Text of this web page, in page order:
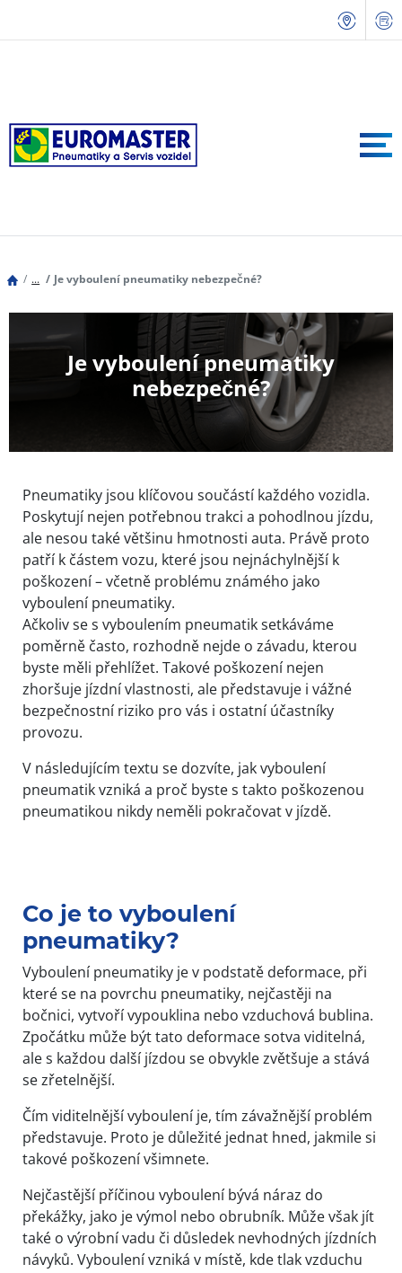
... Je vyboulení pneumatiky nebezpečné?
Je vyboulení pneumatiky
nebezpečné?
Pneumatiky jsou klíčovou součástí každého vozidla.
Poskytují nejen potřebnou trakci a pohodlnou jízdu,
ale nesou také většinu hmotnosti auta. Právě proto
patří k částem vozu, které jsou nejnáchylnější k
poškození – včetně problému známého jako
vyboulení pneumatiky.
Ačkoliv se s vyboulením pneumatik setkáváme
poměrně často, rozhodně nejde o závadu, kterou
byste měli přehlížet. Takové poškození nejen
zhoršuje jízdní vlastnosti, ale představuje i vážné
bezpečnostní riziko pro vás i ostatní účastníky
provozu.
V následujícím textu se dozvíte, jak vyboulení
pneumatik vzniká a proč byste s takto poškozenou
pneumatikou nikdy neměli pokračovat v jízdě.
Co je to vyboulení
pneumatiky?
Vyboulení pneumatiky je v podstatě deformace, při
které se na povrchu pneumatiky, nejčastěji na
bočnici, vytvoří vypouklina nebo vzduchová bublina.
Zpočátku může být tato deformace sotva viditelná,
ale s každou další jízdou se obvykle zvětšuje a stává
se zřetelnější.
Čím viditelnější vyboulení je, tím závažnější problém
představuje. Proto je důležité jednat hned, jakmile si
takové poškození všimnete.
Nejčastější příčinou vyboulení bývá náraz do
překážky, jako je výmol nebo obrubník. Může však jít
také o výrobní vadu či důsledek nevhodných jízdních
návyků. Vyboulení vzniká v místě, kde tlak vzduchu